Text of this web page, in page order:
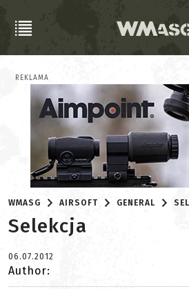
REKLAMA
WMASG AIRSOFT GENERAL
Selekcja
06.07.2012
Author: